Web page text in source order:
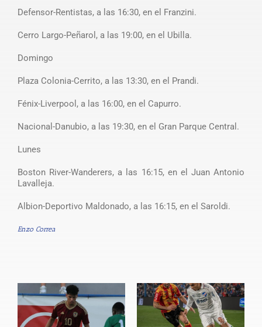
Defensor-Rentistas, a las 16:30, en el Franzini.
Cerro Largo-Peñarol, a las 19:00, en el Ubilla.
Domingo
Plaza Colonia-Cerrito, a las 13:30, en el Prandi.
Fénix-Liverpool, a las 16:00, en el Capurro.
Nacional-Danubio, a las 19:30, en el Gran Parque Central.
Lunes
Boston River-Wanderers, a las 16:15, en el Juan Antonio
Lavalleja.
Albion-Deportivo Maldonado, a las 16:15, en el Saroldi.
Enzo Correa